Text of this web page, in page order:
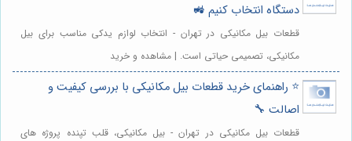
دستگاه انتخاب کنیم 🚜
قطعات بیل مکانیکی در تهران - انتخاب لوازم یدکی مناسب برای بیل
مکانیکی، تصمیمی حیاتی است. | مشاهده و خرید
⭐️ راهنمای خرید قطعات بیل مکانیکی با بررسی کیفیت و
اصالت 🔧
قطعات بیل مکانیکی در تهران - بیل مکانیکی، قلب تپنده پروژه های